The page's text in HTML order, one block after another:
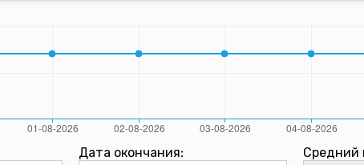
Дата окончания: Средний